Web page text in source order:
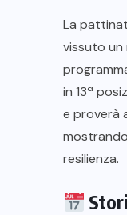
La
vissuto un
in 13ª
e proverà
resilienza.